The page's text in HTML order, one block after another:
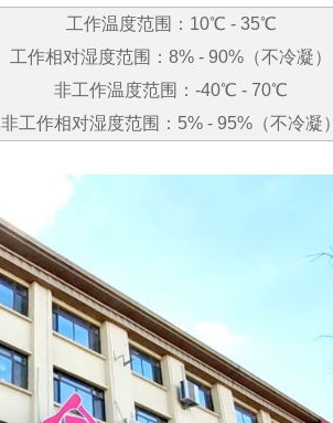
工作温度范围： 10℃ - 35℃
工作相对湿度范围： 8% - 90% （不冷凝）
非工作温度范围： -40℃ - 70℃
非工作相对湿度范围： 5% - 95% （不冷凝）